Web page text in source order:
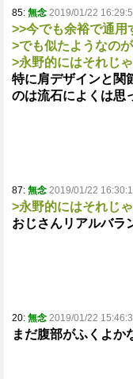
85: 無念 2019/01/22
>>今でも余裕で通用
>でも似たようなの
>永野的にはそれじ
特に肩デザインと関
のは流石によくは思
87: 無念 2019/01/22
>永野的にはそれじ
おじさんリアルバラ
20: 無念 2019/01/22
まだ腹部がふくよか